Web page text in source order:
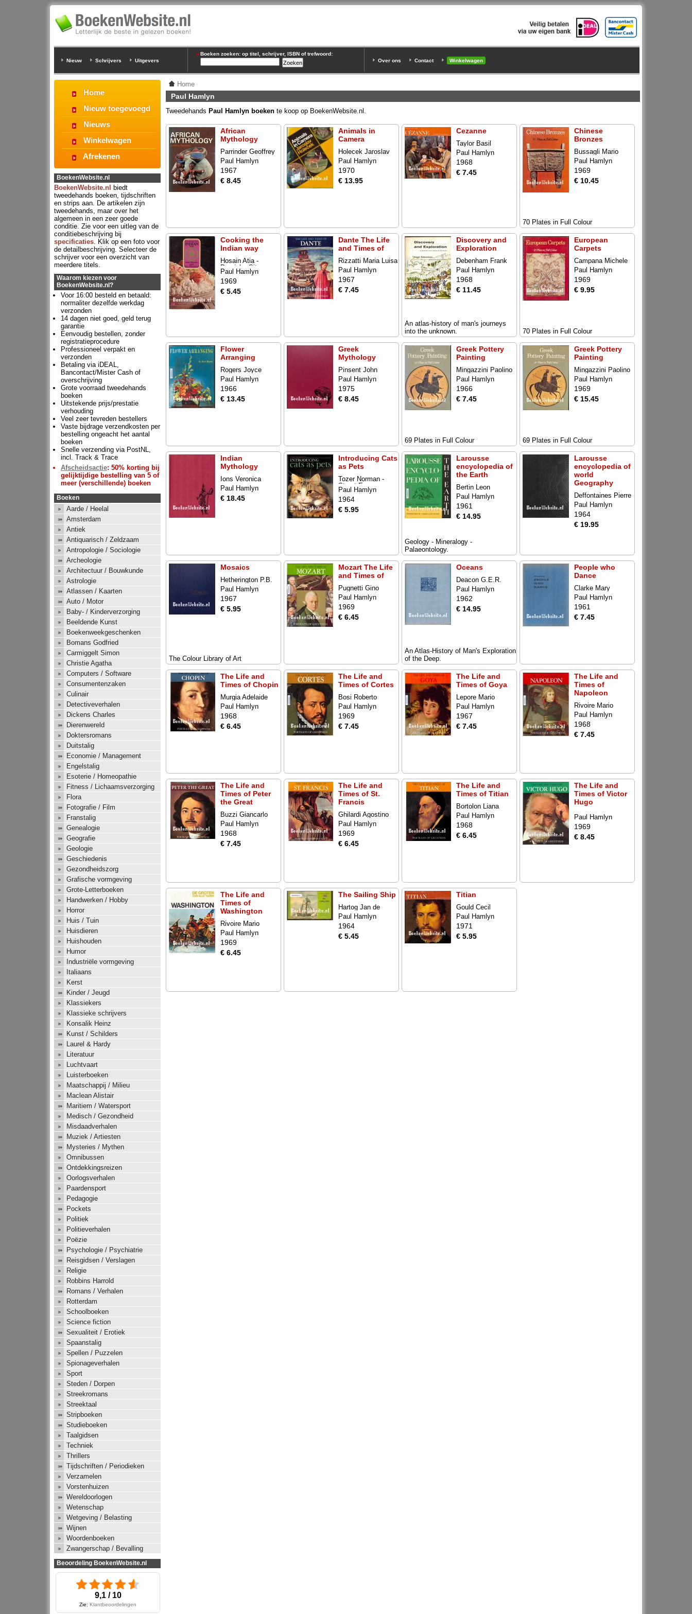
Nieuw Schrijvers Uitgevers
Boeken zoeken: op titel, schrijver, ISBN of trefwoord:
Over ons
Contact Winkelwagen
Home
Paul Hamlyn
Tweedehands Paul Hamlyn boeken te koop op BoekenWebsite.nl.
African
Mythology
Parrinder Geoffrey
Paul Hamlyn
1967
€ 8.45
Animals in
Camera
Holecek Jaroslav
Paul Hamlyn
1970
€ 13.95
Cezanne
Taylor Basil
Paul Hamlyn
1968
€ 7.45
Chinese
Bronzes
Bussagli Mario
Paul Hamlyn
1969
€ 10.45
70 Plates in Full Colour
Cooking the
Indian way
Hosain Atia -
Pasricha Sita
Paul Hamlyn
1969
€ 5.45
Dante The Life
and Times of
Rizzatti Maria Luisa
Paul Hamlyn
1967
€ 7.45
Discovery and
Exploration
Debenham Frank
Paul Hamlyn
1968
€ 11.45
An atlas-history of man's journeys
into the unknown.
European
Carpets
Campana Michele
Paul Hamlyn
1969
€ 9.95
70 Plates in Full Colour
Flower
Arranging
Rogers Joyce
Paul Hamlyn
1966
€ 13.45
Greek
Mythology
Pinsent John
Paul Hamlyn
1975
€ 8.45
Greek Pottery
Painting
Mingazzini Paolino
Paul Hamlyn
1966
€ 7.45
69 Plates in Full Colour
Greek Pottery
Painting
Mingazzini Paolino
Paul Hamlyn
1969
€ 15.45
69 Plates in Full Colour
Indian
Mythology
Ions Veronica
Paul Hamlyn
€ 18.45
Introducing Cats
as Pets
Tozer Norman -
Street Emma
Paul Hamlyn
1964
€ 5.95
Larousse
encyclopedia of
the Earth
Bertin Leon
Paul Hamlyn
1961
€ 14.95
Geology - Mineralogy -
Palaeontology.
Larousse
encyclopedia of
world
Geography
Deffontaines Pierre
Paul Hamlyn
1964
€ 19.95
Mosaics
Hetherington P.B.
Paul Hamlyn
1967
€ 5.95
The Colour Library of Art
Mozart The Life
and Times of
Pugnetti Gino
Paul Hamlyn
1969
€ 6.45
Oceans
Deacon G.E.R.
Paul Hamlyn
1962
€ 14.95
An Atlas-History of Man's Exploration
of the Deep.
People who
Dance
Clarke Mary
Paul Hamlyn
1961
€ 7.45
The Life and
Times of Chopin
Murgia Adelaide
Paul Hamlyn
1968
€ 6.45
The Life and
Times of Cortes
Bosi Roberto
Paul Hamlyn
1969
€ 7.45
The Life and
Times of Goya
Lepore Mario
Paul Hamlyn
1967
€ 7.45
The Life and
Times of
Napoleon
Rivoire Mario
Paul Hamlyn
1968
€ 7.45
The Life and
Times of Peter
the Great
Buzzi Giancarlo
Paul Hamlyn
1968
€ 7.45
The Life and
Times of St.
Francis
Ghilardi Agostino
Paul Hamlyn
1969
€ 6.45
The Life and
Times of Titian
Bortolon Liana
Paul Hamlyn
1968
€ 6.45
The Life and
Times of Victor
Hugo
Paul Hamlyn
1969
€ 8.45
The Life and
Times of
Washington
Rivoire Mario
Paul Hamlyn
1969
€ 6.45
The Sailing Ship
Hartog Jan de
Paul Hamlyn
1964
€ 5.45
Titian
Gould Cecil
Paul Hamlyn
1971
€ 5.95
Home
Nieuw toegevoegd
Nieuws
Winkelwagen
Afrekenen
BoekenWebsite.nl
BoekenWebsite.nl
biedt
tweedehands boeken, tijdschriften
en strips aan. De artikelen zijn
tweedehands, maar over het
algemeen in een zeer goede
conditie. Zie voor een uitleg van de
conditiebeschrijving bij
specificaties. Klik op een foto voor
de detailbeschrijving. Selecteer de
schrijver voor een overzicht van
meerdere titels.
Waarom kiezen voor
BoekenWebsite.nl?
Voor 16:00 besteld en betaald:
normaliter dezelfde werkdag
verzonden
14 dagen niet goed, geld terug
garantie
Eenvoudig bestellen, zonder
registratieprocedure
Professioneel verpakt en
verzonden
Betaling via iDEAL,
Bancontact/Mister Cash of
overschrijving
Grote voorraad tweedehands
boeken
Uitstekende prijs/prestatie
verhouding
Veel zeer tevreden bestellers
Vaste bijdrage verzendkosten per
bestelling ongeacht het aantal
boeken
Snelle verzending via PostNL,
incl. Track & Trace
Afscheidsactie: 50% korting bij
gelijktijdige bestelling van 5 of
meer (verschillende) boeken
Boeken
Aarde / Heelal
Amsterdam
Antiek
Antiquarisch / Zeldzaam
Antropologie / Sociologie
Archeologie
Architectuur / Bouwkunde
Astrologie
Atlassen / Kaarten
Auto / Motor
Baby- / Kinderverzorging
Beeldende Kunst
Boekenweekgeschenken
Bomans Godfried
Carmiggelt Simon
Christie Agatha
Computers / Software
Consumentenzaken
Culinair
Detectiveverhalen
Dickens Charles
Dierenwereld
Doktersromans
Duitstalig
Economie / Management
Engelstalig
Esoterie / Homeopathie
Fitness / Lichaamsverzorging
Flora
Fotografie / Film
Franstalig
Genealogie
Geografie
Geologie
Geschiedenis
Gezondheidszorg
Grafische vormgeving
Grote-Letterboeken
Handwerken / Hobby
Horror
Huis / Tuin
Huisdieren
Huishouden
Humor
Industriële vormgeving
Italiaans
Kerst
Kinder / Jeugd
Klassiekers
Klassieke schrijvers
Konsalik Heinz
Kunst / Schilders
Laurel & Hardy
Literatuur
Luchtvaart
Luisterboeken
Maatschappij / Milieu
Maclean Alistair
Maritiem / Watersport
Medisch / Gezondheid
Misdaadverhalen
Muziek / Artiesten
Mysteries / Mythen
Omnibussen
Ontdekkingsreizen
Oorlogsverhalen
Paardensport
Pedagogie
Pockets
Politiek
Politieverhalen
Poëzie
Psychologie / Psychiatrie
Reisgidsen / Verslagen
Religie
Robbins Harrold
Romans / Verhalen
Rotterdam
Schoolboeken
Science fiction
Sexualiteit / Erotiek
Spaanstalig
Spellen / Puzzelen
Spionageverhalen
Sport
Steden / Dorpen
Streekromans
Streektaal
Stripboeken
Studieboeken
Taalgidsen
Techniek
Thrillers
Tijdschriften / Periodieken
Verzamelen
Vorstenhuizen
Wereldoorlogen
Wetenschap
Wetgeving / Belasting
Wijnen
Woordenboeken
Zwangerschap / Bevalling
Beoordeling BoekenWebsite.nl
9,1 / 10
Zie: Klantbeoordelingen